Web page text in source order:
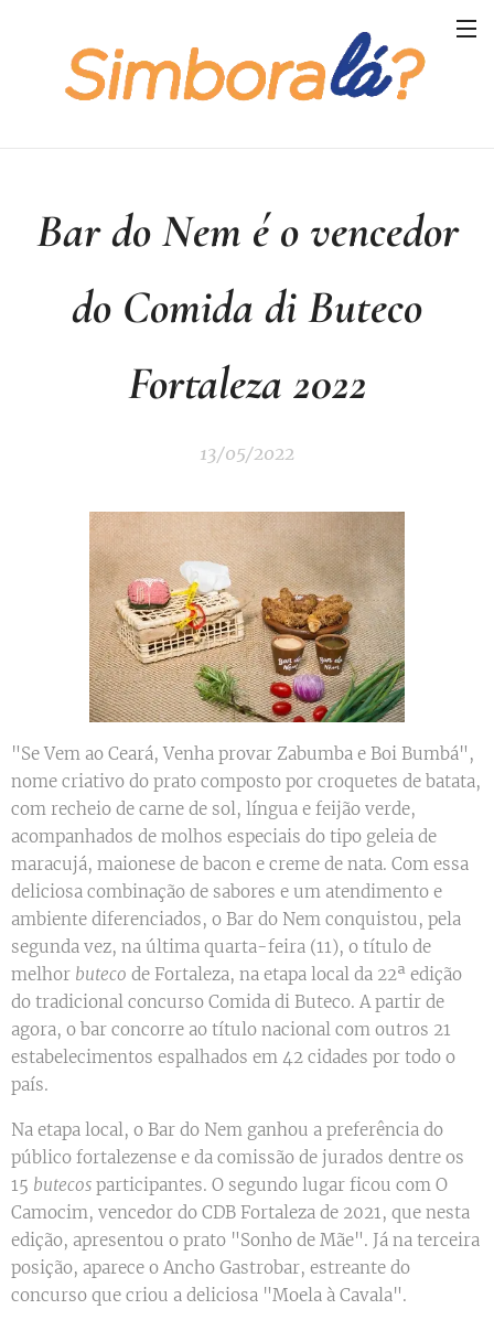
Bar do Nem é o vencedor
do Comida di Buteco
Fortaleza 2022
13/05/2022
"Se Vem ao Ceará, Venha provar Zabumba e Boi Bumbá",
nome criativo do prato composto por croquetes de batata,
com recheio de carne de sol, língua e feijão verde,
acompanhados de molhos especiais do tipo geleia de
maracujá, maionese de bacon e creme de nata. Com essa
deliciosa combinação de sabores e um atendimento e
ambiente diferenciados, o Bar do Nem conquistou, pela
segunda vez, na última quarta-feira (11), o título de
melhor buteco de Fortaleza, na etapa local da 22ª edição
do tradicional concurso Comida di Buteco. A partir de
agora, o bar concorre ao título nacional com outros 21
estabelecimentos espalhados em 42 cidades por todo o
país.
Na etapa local, o Bar do Nem ganhou a preferência do
público fortalezense e da comissão de jurados dentre os
15 butecos participantes. O segundo lugar ficou com O
Camocim, vencedor do CDB Fortaleza de 2021, que nesta
edição, apresentou o prato "Sonho de Mãe". Já na terceira
posição, aparece o Ancho Gastrobar, estreante do
concurso que criou a deliciosa "Moela à Cavala".